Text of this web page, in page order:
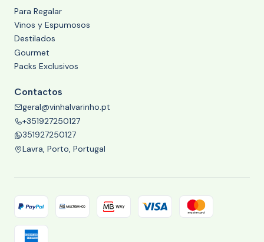
Para Regalar
Vinos y Espumosos
Destilados
Gourmet
Packs Exclusivos
Contactos
geral@vinhalvarinho.pt
+351927250127
351927250127
Lavra, Porto, Portugal